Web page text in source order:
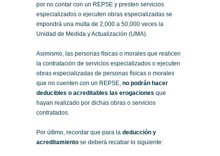
por no contar con un REPSE y presten servicios
especializados o ejecuten obras especializadas se
impondrá una multa de 2,000 a 50,000 veces la
Unidad de Medida y Actualización (UMA).
Asimismo, las personas físicas o morales que realicen
la contratación de servicios especializados o ejecuten
obras especializadas de personas físicas o morales
que no cuenten con un REPSE, no podrán hacer
deducibles o acreditables las erogaciones que
hayan realizado por dichas obras o servicios
contratados.
Por último, recordar que para la deducción y
acreditamiento se deberá recabar lo siguiente: